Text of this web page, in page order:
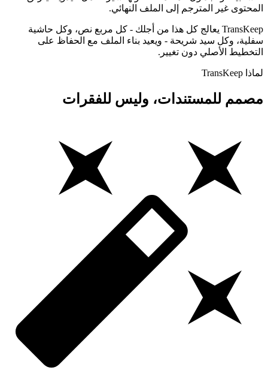
المحتوى غير المترجم إلى الملف النهائي.
TransKeep يعالج كل هذا من أجلك - كل مربع نص، وكل حاشية
سفلية، وكل سيد شريحة - ويعيد بناء الملف مع الحفاظ على
التخطيط الأصلي دون تغيير.
لماذا TransKeep
مصمم للمستندات، وليس للفقرات